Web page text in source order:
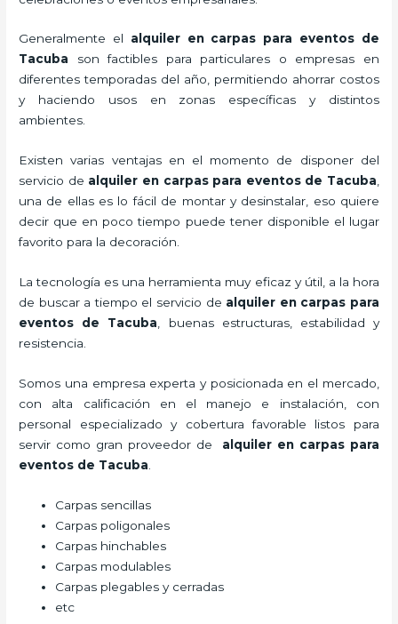
Generalmente el alquiler en carpas para eventos de
Tacuba son factibles para particulares o empresas en
diferentes temporadas del año, permitiendo ahorrar costos
y haciendo usos en zonas específicas y distintos
ambientes.
Existen varias ventajas en el momento de disponer del
servicio de alquiler en carpas para eventos de Tacuba,
una de ellas es lo fácil de montar y desinstalar, eso quiere
decir que en poco tiempo puede tener disponible el lugar
favorito para la decoración.
La tecnología es una herramienta muy eficaz y útil, a la hora
de buscar a tiempo el servicio de alquiler en carpas para
eventos de Tacuba , buenas estructuras, estabilidad y
resistencia.
Somos una empresa experta y posicionada en el mercado,
con alta calificación en el manejo e instalación, con
personal especializado y cobertura favorable listos para
servir como gran proveedor de alquiler en carpas para
eventos de Tacuba
Carpas sencillas
Carpas poligonales
Carpas hinchables
Carpas modulables
Carpas plegables y cerradas
etc